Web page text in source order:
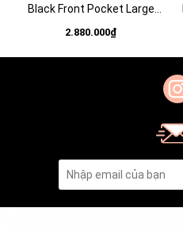
Black Front Pocket Large
2.880.000₫